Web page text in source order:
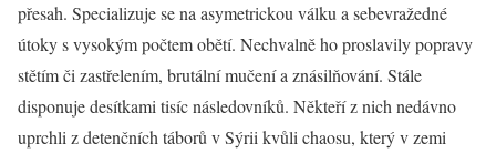
přesah. Specializuje se na asymetrickou válku a sebevražedné
útoky s vysokým počtem obětí. Nechvalně ho proslavily popravy
stětím či zastřelením, brutální mučení a znásilňování. Stále
disponuje desítkami tisíc následovníků. Někteří z nich nedávno
uprchli z detenčních táborů v Sýrii kvůli chaosu, který v zemi